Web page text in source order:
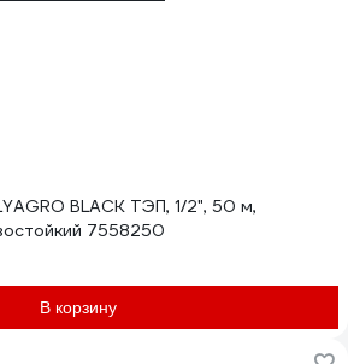
BLACK ТЭП, 1/2", 50 м,
7558250
В корзину